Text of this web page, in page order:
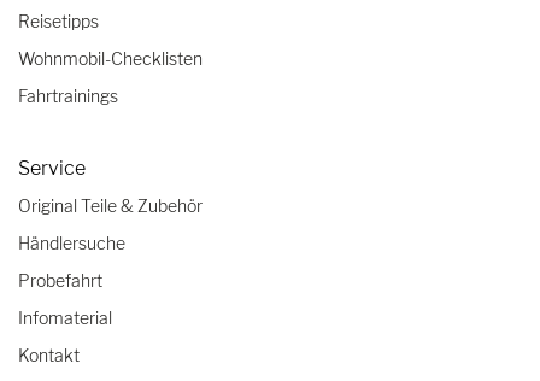
Reisetipps
Wohnmobil-Checklisten
Fahrtrainings
Service
Original Teile & Zubehör
Händlersuche
Probefahrt
Infomaterial
Kontakt